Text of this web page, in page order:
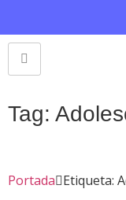
Tag:
Portada Etiqueta: